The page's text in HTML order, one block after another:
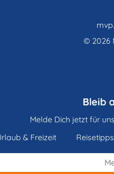
© 2026
Bleib
Melde Dich jetzt für
& Freizeit